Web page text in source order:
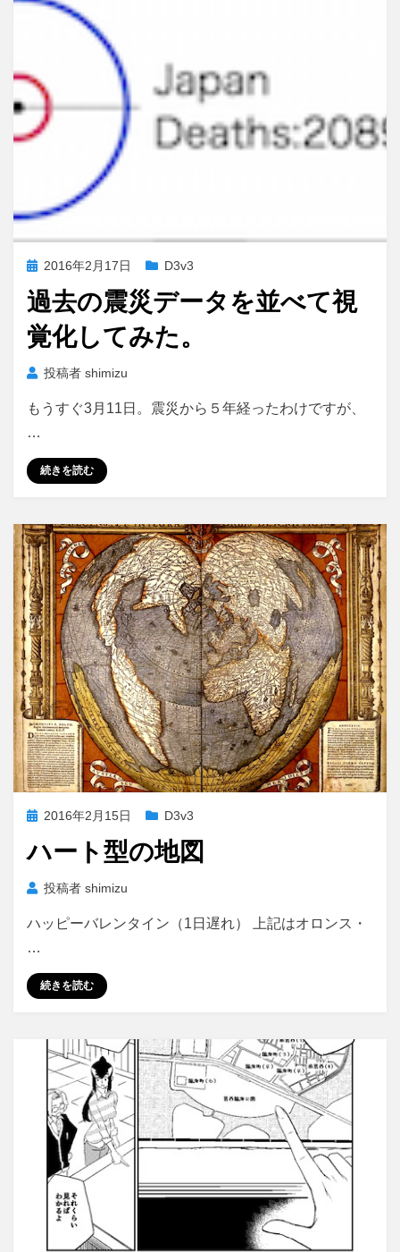
投
日:
2016年2月17日 D3v3
過去の震災データを並べて視
覚化してみた。
投稿者 shimizu
もうすぐ3月11日。震災から５年経ったわけですが、
…
続きを読む
投
日:
2016年2月15日 D3v3
ハート型の地図
投稿者 shimizu
ハッピーバレンタイン（1日遅れ） 上記はオロンス・
…
続きを読む